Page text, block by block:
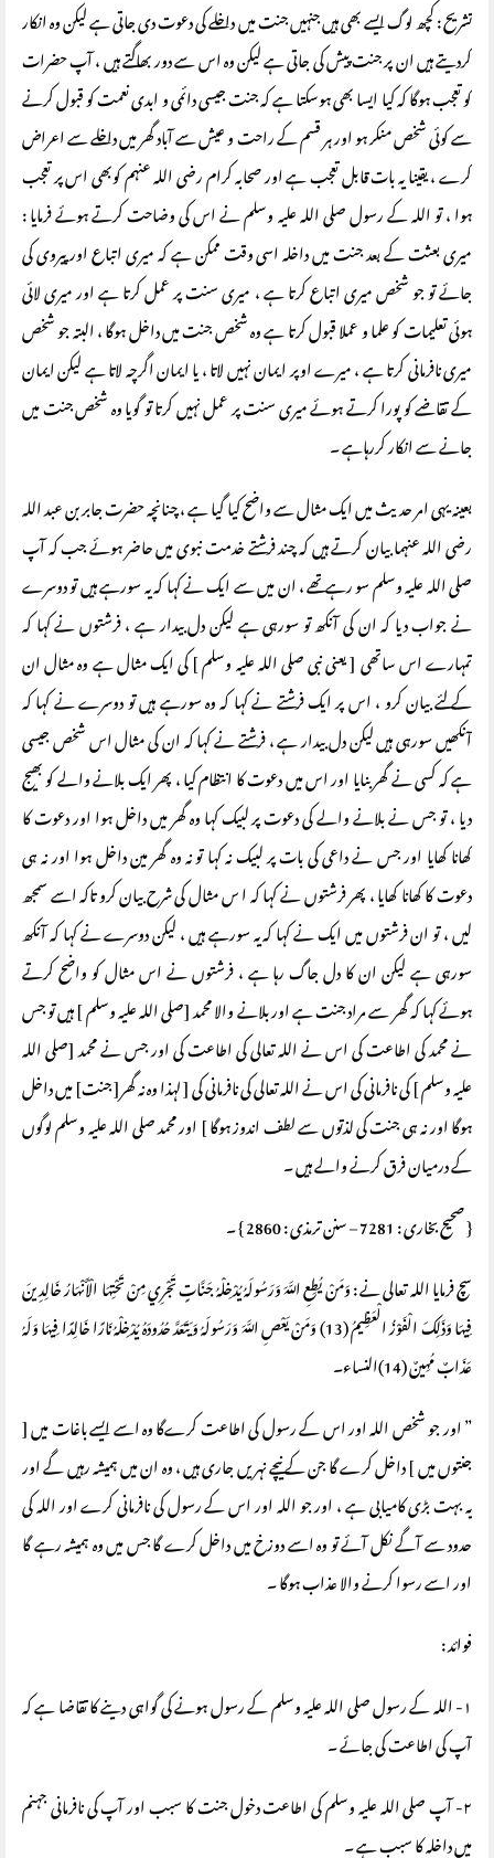
تشریح : کچھ لوگ ایسے بھی ہیں جنہیں جنت میں داخلے کی دعوت دی جاتی ہے لیکن وہ انکار
کردیتے ہیں ان پر جنت پیش کی جاتی ہے لیکن وہ اس سے دور بھاگتے ہیں ، آپ حضرات
کو تعجب ہوگا کہ کیا ایسا بھی ہوسکتا ہے کہ جنت جیسی دائمی و ابدی نعمت کو قبول کرنے
سے کوئی شخص منکر ہو اور ہر قسم کے راحت و عیش سے آباد گھر میں داخلے سے اعراض
کرے ، یقینا یہ بات قابل تعجب ہے اور صحابہ کرام رضی اللہ عنہم کوبھی اس پر تعجب
ہوا ، تو اللہ کے رسول صلی اللہ علیہ وسلم نے اس کی وضاحت کرتے ہوئے فرمایا :
میری بعثت کے بعد جنت میں داخلہ اسی وقت ممکن ہے کہ میری اتباع اور پیروی کی
جائے تو جو شخص میری اتباع کرتا ہے ، میری سنت پر عمل کرتا ہے اور میری لائی
ہوئی تعلیمات کو علما و عملا قبول کرتا ہے وہ شخص جنت میں داخل ہوگا ، البتہ جو شخص
میری نافرمانی کرتا ہے ، میرے اوپر ایمان نہیں لاتا ، یا ایمان اگرچہ لاتا ہے لیکن ایمان
کے تقاضے کو پورا کرتے ہوئے میری سنت پر عمل نہیں کرتا تو گویا وہ شخص جنت میں
جانے سے انکار کررہاہے ۔
بعینہ یہی امر حدیث میں ایک مثال سے واضح کیا گیا ہے ، چنانچہ حضرت جابر بن عبد اللہ
رضی اللہ عنہما بیان کرتے ہیں کہ چند فرشتے خدمت نبوی میں حاضر ہوئے جب کہ آپ
صلی اللہ علیہ وسلم سو رہے تھے ، ان میں سے ایک نے کہا کہ یہ سورہے ہیں تو دوسرے
نے جواب دیا کہ ان کی آنکھ تو سورہی ہے لیکن دل بیدار ہے ، فرشتوں نے کہا کہ
تمہارے اس ساتھی [ یعنی نبی صلی اللہ علیہ وسلم ] کی ایک مثال ہے وہ مثال ان
کے لئے بیان کرو ، اس پر ایک فرشتے نے کہا کہ وہ سورہے ہیں تو دوسرے نے کہا کہ
آنکھیں سورہی ہیں لیکن دل بیدار ہے ، فرشتے نے کہا کہ ان کی مثال اس شخص جیسی
ہے کہ کسی نے گھر بنایا اور اس میں دعوت کا انتظام کیا ، پھر ایک بلانے والے کو بھیج
دیا ، تو جس نے بلانے والے کی دعوت پر لبیک کہا وہ گھر میں داخل ہوا اور دعوت کا
کھانا کھایا اور جس نے داعی کی بات پر لبیک نہ کہا تو نہ وہ گھر مین داخل ہوا اور نہ ہی
دعوت کا کھانا کھایا ، پھر فرشتوں نے کہا کہ ا س مثال کی شرح بیان کرو تاکہ اسے سمجھ
لیں ، تو ان فرشتوں میں ایک نے کہا کہ یہ سورہے ہیں ، لیکن دوسرے نے کہا کہ آنکھ
سورہی ہے لیکن ان کا دل جاگ رہا ہے ، فرشتوں نے اس مثال کو واضح کرتے
ہوئے کہا کہ گھر سے مراد جنت ہے اور بلانے والا محمد [صلی اللہ علیہ وسلم ] ہیں تو جس
نے محمد کی اطاعت کی اس نے اللہ تعالی کی اطاعت کی اور جس نے محمد [صلی اللہ
علیہ وسلم ] کی نافرمانی کی اس نے اللہ تعالی کی نافرمانی کی [ لہذا وہ نہ گھر[ جنت] میں داخل
ہوگا اور نہ ہی جنت کی لذتوں سے لطف اندوز ہوگا ] اور محمد صلی اللہ علیہ وسلم لوگوں
کے درمیان فرق کرنے والے ہیں ۔
{ صحیح بخاری : 7281 – سنن ترمذی : 2860 } ۔
سچ فرمایا اللہ تعالی نے : وَمَنْ يُطِعِ اللَّهَ وَرَسُولَهُ يُدْخِلْهُ جَنَّاتٍ تَجْرِي مِنْ تَحْتِهَا الْأَنْهَارُ خَالِدِينَ
فِيهَا وَذَلِكَ الْفَوْزُ الْعَظِيمُ (13) وَمَنْ يَعْصِ اللَّهَ وَرَسُولَهُ وَيَتَعَدَّ حُدُودَهُ يُدْخِلْهُ نَارًا خَالِدًا فِيهَا وَلَهُ
عَذَابٌ مُهِينٌ (14)النساء۔
” اور جو شخص اللہ اور اس کے رسول کی اطاعت کرےگا وہ اسے ایسے باغات میں [
جنتوں میں ] داخل کرے گا جن کے نیچے نہریں جاری ہیں ، وہ ان میں ہمیشہ رہیں گے اور
یہ بہت بڑی کامیابی ہے ، اور جو اللہ اور اس کے رسول کی نافرمانی کرے اور اللہ کی
حدود سے آگے نکل آئے تو وہ اسے دوزخ میں داخل کرے گا جس میں وہ ہمیشہ رہے گا
اور اسے رسوا کرنے والا عذاب ہوگا ۔
فوائد :
۱- اللہ کے رسول صلی اللہ علیہ وسلم کے رسول ہونے کی گواہی دینے کا تقاضا ہے کہ
آپ کی اطاعت کی جائے ۔
۲- آپ صلی اللہ علیہ وسلم کی اطاعت دخول جنت کا سبب اور آپ کی نافرمانی جہنم